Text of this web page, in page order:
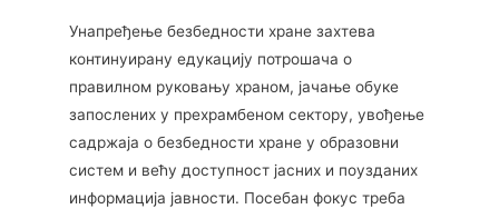
Унапређење безбедности хране захтева
континуирану едукацију потрошача о
правилном руковању храном, јачање обуке
запослених у прехрамбеном сектору, увођење
садржаја о безбедности хране у образовни
систем и већу доступност јасних и поузданих
информација јавности. Посебан фокус треба